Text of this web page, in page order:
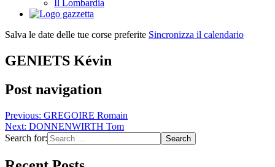
Il Lombardia
Salva le date delle tue corse preferite Sincronizza il calendario
GENIETS Kévin
Post navigation
Previous: GREGOIRE Romain
Next: DONNENWIRTH Tom
Search for: